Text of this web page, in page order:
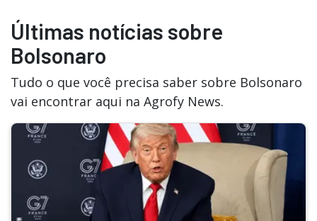
Últimas notícias sobre
Bolsonaro
Tudo o que você precisa saber sobre Bolsonaro
vai encontrar aqui na Agrofy News.